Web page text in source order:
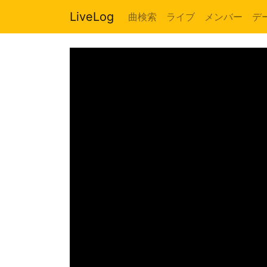
LiveLog 曲検索 ライブ メンバー デ